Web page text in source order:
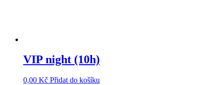
VIP night (10h)
0,00 Kč Přidat do košíku